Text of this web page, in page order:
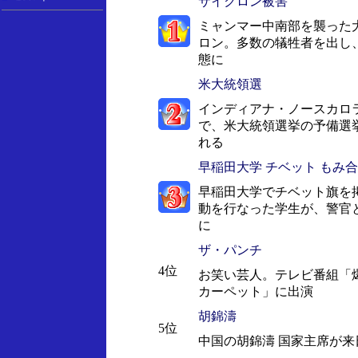
ミャンマー中南部を襲った
ロン。多数の犠牲者を出し
態に
米大統領選
インディアナ・ノースカロ
で、米大統領選挙の予備選
れる
早稲田大学 チベット もみ
早稲田大学でチベット旗を
動を行なった学生が、警官
に
4位
ザ・パンチ
お笑い芸人。テレビ番組「
カーペット」に出演
5位
胡錦濤
中国の胡錦濤 国家主席が来